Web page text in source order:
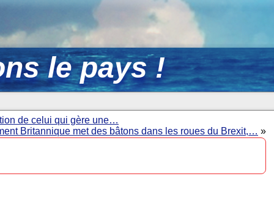
le pays !
de celui qui gère une…
Britannique met des bâtons dans les roues du Brexit,… »